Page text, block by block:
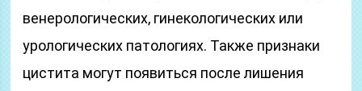
венерологических, гинекологических или
урологических патологиях. Также признаки
цистита могут появиться после лишения